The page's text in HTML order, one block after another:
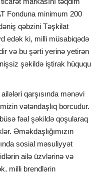
Fonduna minimum 200
qəbzini Təşkilat
edək ki, milli müsabiqədə
və bu şərti yerinə yetirən
şəkildə iştirak hüququ
qarşısında mənəvi
vətəndaşlıq borcudur.
fəal şəkildə qoşularaq
Əməkdaşlığımızın
sosial məsuliyyət
ailə üzvlərinə və
milli brendlərin